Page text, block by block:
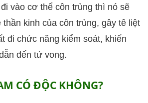
vào cơ thể côn trùng thì nó sẽ
kinh của côn trùng, gây tê liệt
đi chức năng kiểm soát, khiến
đến tử vong.
CÓ ĐỘC KHÔNG?